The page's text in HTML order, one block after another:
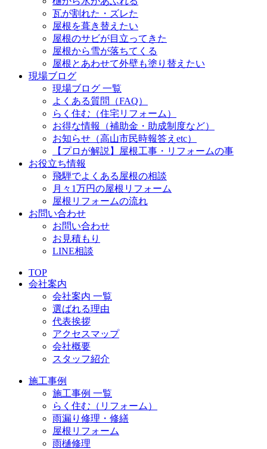
瓦が割れた・ズレた
屋根を葺き替えたい
屋根のサビが目立ってきた
屋根から雪が落ちてくる
屋根とあわせて外壁も塗り替えたい
現場ブログ
現場ブログ 一覧
よくある質問（FAQ）
らく住む（住宅リフォーム）
お得な情報（補助金・助成制度など）
お知らせ（高山市民時報答えetc）
【プロが解説】屋根工事・リフォームの事
お役立ち情報
飛騨でよくある屋根の相談
月々1万円の屋根リフォーム
屋根リフォームの流れ
お問い合わせ
お問い合わせ
お見積もり
LINE相談
TOP
会社案内
会社案内 一覧
選ばれる理由
代表挨拶
アクセスマップ
会社概要
スタッフ紹介
施工事例
施工事例 一覧
らく住む（リフォーム）
雨漏り修理・修繕
屋根リフォーム
雨樋修理